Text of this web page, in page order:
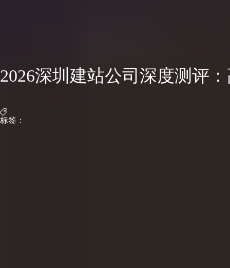
2026深圳建站公司深度测评
标签：